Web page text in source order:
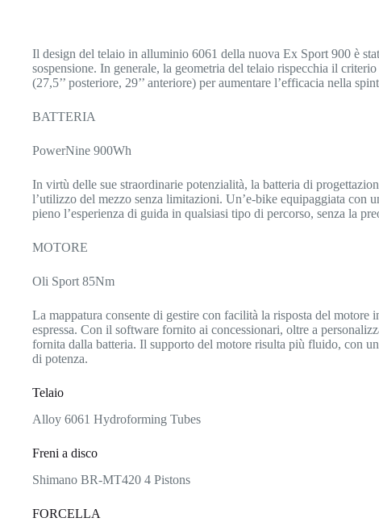
Il design del telaio in alluminio 6061 della nuova Ex Sport 900 è
sospensione. In generale, la geometria del telaio rispecchia il
(27,5’’ posteriore, 29’’ anteriore) per aumentare l’efficacia nella
BATTERIA
PowerNine 900Wh
In virtù delle sue straordinarie potenzialità, la batteria di
l’utilizzo del mezzo senza limitazioni. Un’e-bike equipaggiata con
pieno l’esperienza di guida in qualsiasi tipo di percorso, senza la
MOTORE
Oli Sport 85Nm
La mappatura consente di gestire con facilità la risposta del
espressa. Con il software fornito ai concessionari, oltre a
fornita dalla batteria. Il supporto del motore risulta più fluido, con
di potenza.
Telaio
Alloy 6061 Hydroforming Tubes
Freni a disco
Shimano BR-MT420 4 Pistons
FORCELLA